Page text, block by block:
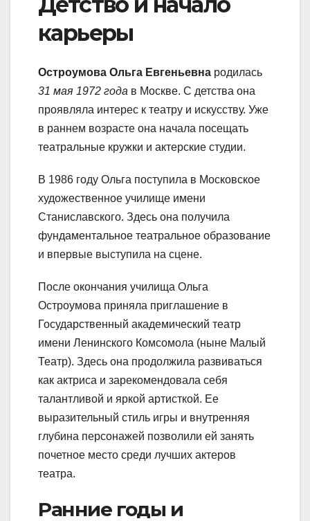
карьеры
Остроумова Ольга Евгеньевна родилась
31 мая 1972 года в Москве. С детства она
проявляла интерес к театру и искусству. Уже
в раннем возрасте она начала посещать
театральные кружки и актерские студии.
В 1986 году Ольга поступила в Московское
художественное училище имени
Станиславского. Здесь она получила
фундаментальное театральное образование
и впервые выступила на сцене.
После окончания училища Ольга
Остроумова приняла приглашение в
Государственный академический театр
имени Ленинского Комсомола (ныне Малый
Театр). Здесь она продолжила развиваться
как актриса и зарекомендовала себя
талантливой и яркой артисткой. Ее
выразительный стиль игры и внутренняя
глубина персонажей позволили ей занять
почетное место среди лучших актеров
театра.
Ранние годы и